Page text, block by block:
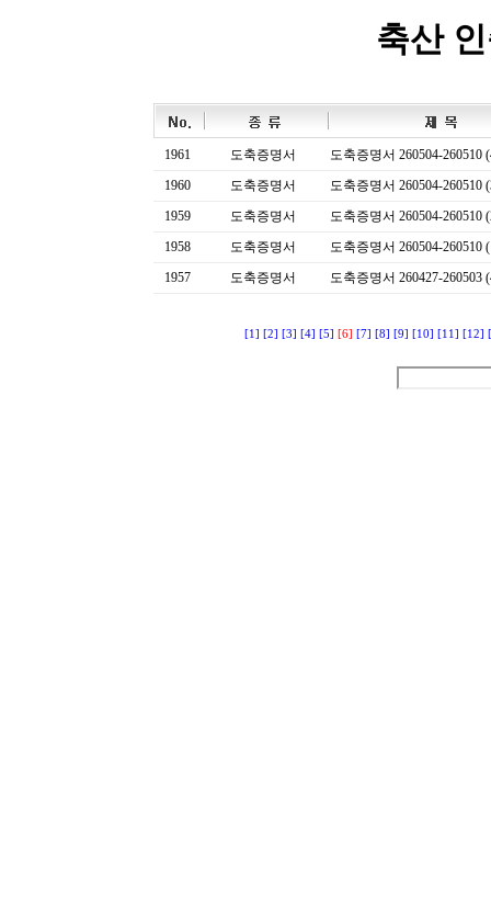
축산
1961 도축증명서
도축증명서 260504-260510
1960
도축증명서
도축증명서 260504-260510
1959
도축증명서
도축증명서 260504-260510
1958
도축증명서
도축증명서 260504-260510
1957
도축증명서 도축증명서 260427-260503
[1] [2] [3] [4] [5] [6] [7] [8] [9] [10] [11] [12]